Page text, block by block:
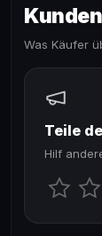
Was Käufer
Teile
Hilf